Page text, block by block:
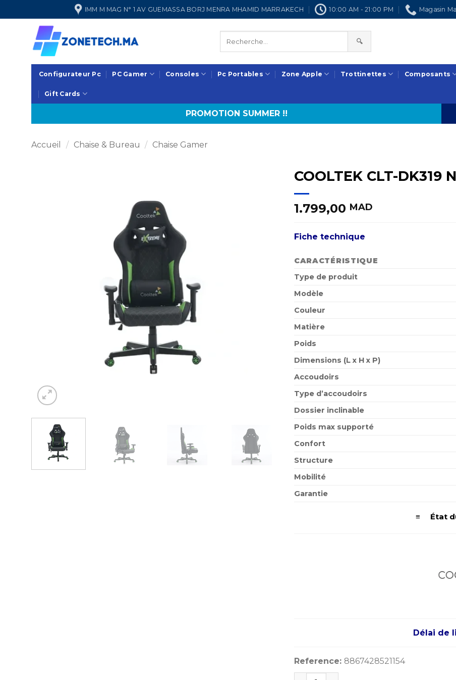
au
IMM M MAG N° 1 AV GUEMASSA BORJ MENRA MHAMID MARRAKECH 10:00 AM - 21:00 PM Magasin
🔍
Configurateur Pc PC Gamer Consoles Pc Portables Zone Apple Trottinettes Composants
Gift Cards
PROMOTION SUMMER !!
Accueil / Chaise & Bureau / Chaise Gamer
COOLTEK CLT-DK319
1.799,00 MAD
Fiche technique
CARACTÉRISTIQUE
Type de produit
Modèle
Couleur
Matière
Poids
Dimensions (L x H x P)
Accoudoirs
Type d’accoudoirs
Dossier inclinable
Poids max supporté
Confort
Structure
Mobilité
Garantie
≡ État
Délai de
Reference: 8867428521154
quantité de COOLTEK CLT-DK319 Noir Vert